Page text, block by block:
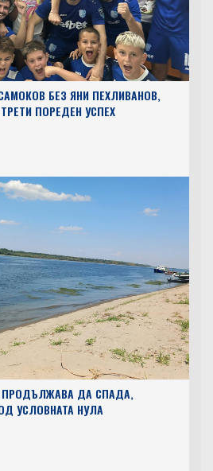
БЕЗ ЯНИ ПЕХЛИВАНОВ,
ПОРЕДЕН УСПЕХ
ПРОДЪЛЖАВА ДА СПАДА,
УСЛОВНАТА НУЛА